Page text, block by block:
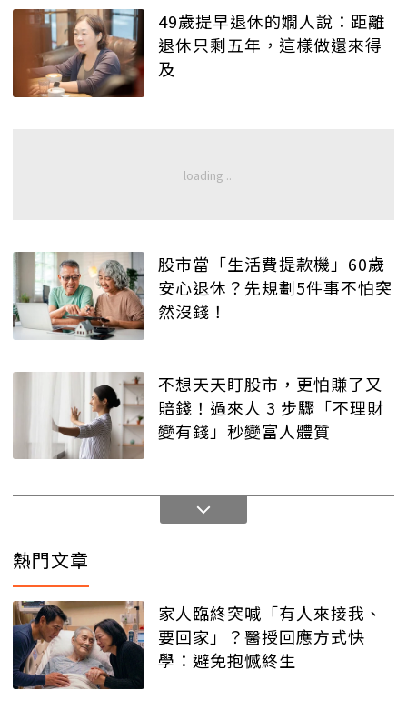
49歲提早退休的嫺人說：距離
退休只剩五年，這樣做還來得
及
股市當「生活費提款機」60歲
安心退休？先規劃5件事不怕突
然沒錢！
不想天天盯股市，更怕賺了又
賠錢！過來人 3 步驟「不理財
變有錢」秒變富人體質
熱門文章
家人臨終突喊「有人來接我、
要回家」？醫授回應方式快
學：避免抱憾終生